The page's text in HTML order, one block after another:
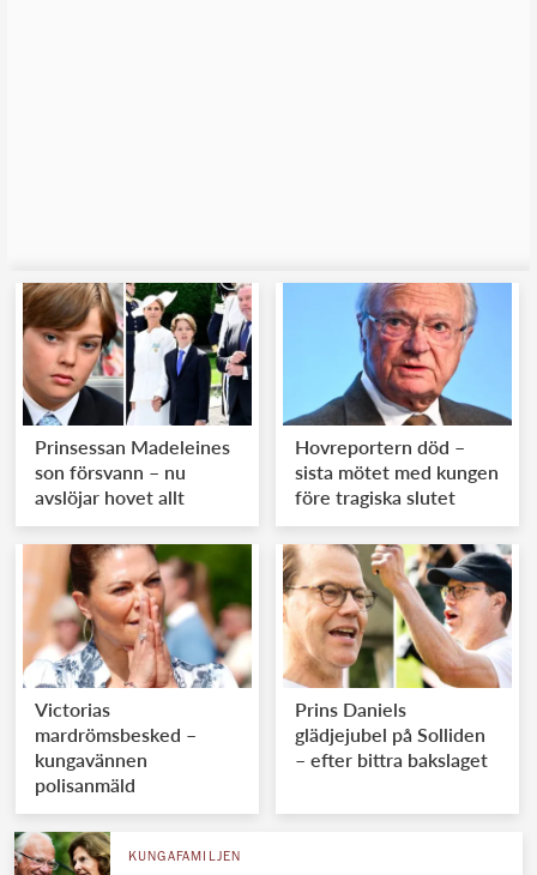
Prinsessan Madeleines
son försvann – nu
avslöjar hovet allt
Hovreportern död –
sista mötet med kungen
före tragiska slutet
Victorias
mardrömsbesked –
kungavännen
polisanmäld
Prins Daniels
glädjejubel på Solliden
– efter bittra bakslaget
KUNGAFAMILJEN